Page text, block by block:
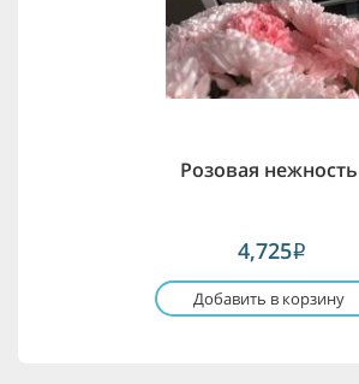
Розовая нежность
4,725i
Добавить в корзину